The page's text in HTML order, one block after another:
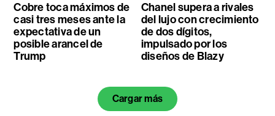
Cobre toca máximos de
casi tres meses ante la
expectativa de un
posible arancel de
Trump
Chanel supera a rivales
del lujo con crecimiento
de dos dígitos,
impulsado por los
diseños de Blazy
Cargar más